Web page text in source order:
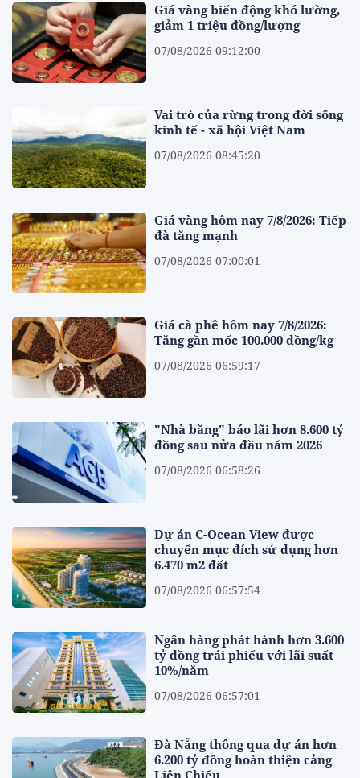
Giá vàng biến động khó lường,
giảm 1 triệu đồng/lượng
07/08/2026 09:12:00
Vai trò của rừng trong đời sống
kinh tế - xã hội Việt Nam
07/08/2026 08:45:20
Giá vàng hôm nay 7/8/2026: Tiếp
đà tăng mạnh
07/08/2026 07:00:01
Giá cà phê hôm nay 7/8/2026:
Tăng gần mốc 100.000 đồng/kg
07/08/2026 06:59:17
"Nhà băng" báo lãi hơn 8.600 tỷ
đồng sau nửa đầu năm 2026
07/08/2026 06:58:26
Dự án C-Ocean View được
chuyển mục đích sử dụng hơn
6.470 m2 đất
07/08/2026 06:57:54
Ngân hàng phát hành hơn 3.600
tỷ đồng trái phiếu với lãi suất
10%/năm
07/08/2026 06:57:01
Đà Nẵng thông qua dự án hơn
6.200 tỷ đồng hoàn thiện cảng